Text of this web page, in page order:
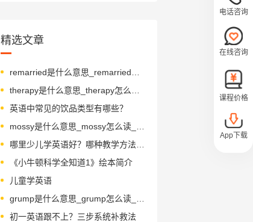
精选文章
英语中常见的饮品类型有哪些？
哪里少儿学英语好？哪种教学方法好？
《小牛顿科学全知道1》绘本简介
儿童学英语
初一英语跟不上？三步系统补救法
电话咨询
在线咨询
课程价格
App下载